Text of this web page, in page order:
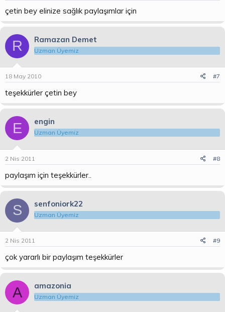
çetin bey elinize sağlık paylaşımlar için
R Ramazan Demet
Uzman Üyemiz
18 May 2010 #7
teşekkürler çetin bey
E engin
Uzman Üyemiz
2 Nis 2011 #8
paylaşım için teşekkürler..
S senfoniork22
Uzman Üyemiz
2 Nis 2011 #9
çok yararlı bir paylaşım teşekkürler
A amazonia
Uzman Üyemiz